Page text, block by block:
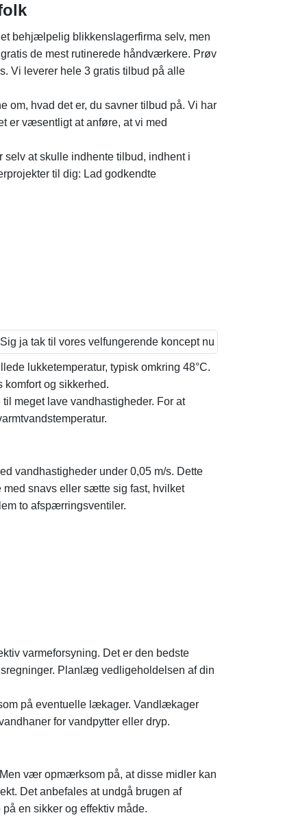
behjælpelig blikkenslagerfirma selv, men
de mest rutinerede håndværkere. Prøv
Vi leverer hele 3 gratis tilbud på alle
om, hvad det er, du savner tilbud på. Vi har
er væsentligt at anføre, at vi med
at skulle indhente tilbud, indhent i
til dig: Lad godkendte
lukketemperatur, typisk omkring 48°C.
komfort og sikkerhed.
meget lave vandhastigheder. For at
vandhastigheder under 0,05 m/s. Dette
med snavs eller sætte sig fast, hvilket
to afspærringsventiler.
varmeforsyning. Det er den bedste
Planlæg vedligeholdelsen af din
på eventuelle lækager. Vandlækager
for vandpytter eller dryp.
vær opmærksom på, at disse midler kan
Det anbefales at undgå brugen af
en sikker og effektiv måde.